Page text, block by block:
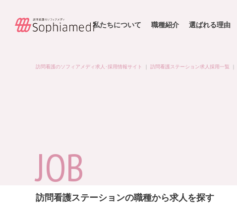
私たちについて 職種紹介 選ばれる理由
訪問看護のソフィアメディ求人･採用情報サイト 訪問看護ステーション求人採用一覧
JOB
訪問看護ステーションの職種から求人を探す